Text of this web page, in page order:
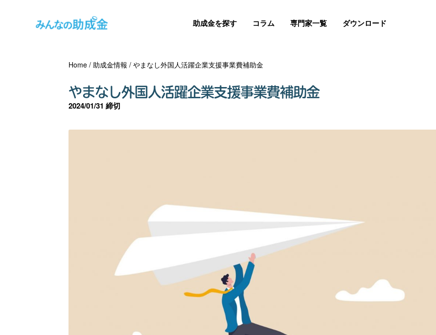
助成金を探す コラム 専門家一覧 ダウンロード
Home /助成金情報 /やまなし外国人活躍企業支援事業費補助金
やまなし外国人活躍企業支援事業費補助金
2024/01/31 締切